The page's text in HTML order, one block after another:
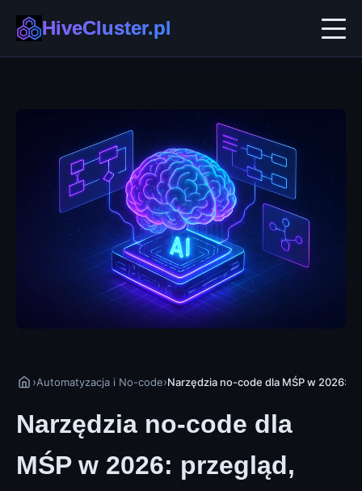
HiveCluster.pl
Automatyzacja i No-code
Ekosystemy B2B
Technologie Przyszłości
›Automatyzacja i No-code›Narzędzia no-code dla MŚP w 2026:
Narzędzia no-code dla
MŚP w 2026: przegląd,